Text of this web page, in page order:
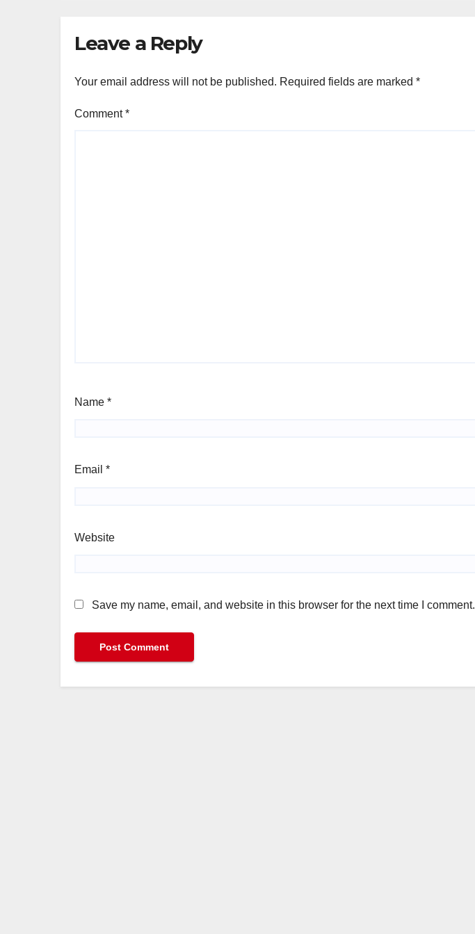
Leave a Reply
Your email address will not be published. Required fields are marked *
Comment*
Name *
Email *
Website
Save my name, email, and website in this browser for the next time I comment.